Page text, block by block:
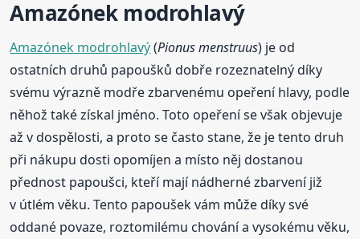
Amazónek modrohlavý
Amazónek modrohlavý(Pionus menstruus) je od
ostatních druhů papoušků dobře rozeznatelný díky
svému výrazně modře zbarvenému opeření hlavy, podle
něhož také získal jméno. Toto opeření se však objevuje
až v dospělosti, a proto se často stane, že je tento druh
při nákupu dosti opomíjen a místo něj dostanou
přednost papoušci, kteří mají nádherné zbarvení již
v útlém věku. Tento papoušek vám může díky své
oddané povaze, roztomilému chování a vysokému věku,